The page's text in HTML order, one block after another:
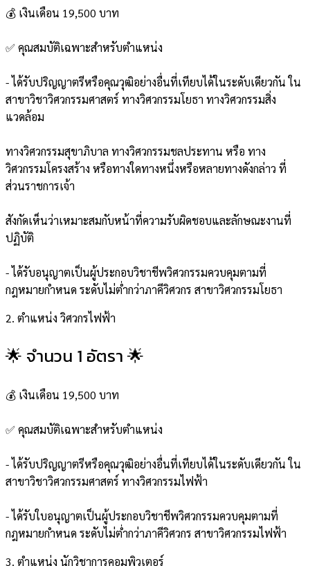
💰 เงินเดือน 19,500 บาท
✅ คุณสมบัติเฉพาะสำหรับตำแหน่ง
- ได้รับปริญญาตรีหรือคุณวุฒิอย่างอื่นที่เทียบได้ในระดับเดียวกัน ใน
สาขาวิชาวิศวกรรมศาสตร์ ทางวิศวกรรมโยธา ทางวิศวกรรมสิ่ง
แวดล้อม
ทางวิศวกรรมสุขาภิบาล ทางวิศวกรรมชลประทาน หรือ ทาง
วิศวกรรมโครงสร้าง หรือทางใดทางหนึ่งหรือหลายทางดังกล่าว ที่
ส่วนราชการเจ้า
สังกัดเห็นว่าเหมาะสมกับหน้าที่ความรับผิดชอบและลักษณะงานที่
ปฏิบัติ
- ได้รับอนุญาตเป็นผู้ประกอบวิชาชีพวิศวกรรมควบคุมตามที่
กฎหมายกำหนด ระดับไม่ต่ำกว่าภาคีวิศวกร สาขาวิศวกรรมโยธา
2. ตำแหน่ง วิศวกรไฟฟ้า
🌟 จำนวน 1 อัตรา 🌟
💰 เงินเดือน 19,500 บาท
✅ คุณสมบัติเฉพาะสำหรับตำแหน่ง
- ได้รับปริญญาตรีหรือคุณวุฒิอย่างอื่นที่เทียบได้ในระดับเดียวกัน ใน
สาขาวิชาวิศวกรรมศาสตร์ ทางวิศวกรรมไฟฟ้า
- ได้รับใบอนุญาตเป็นผู้ประกอบวิชาชีพวิศวกรรมควบคุมตามที่
กฎหมายกำหนด ระดับไม่ต่ำกว่าภาคีวิศวกร สาขาวิศวกรรมไฟฟ้า
3. ตำแหน่ง นักวิชาการคอมพิวเตอร์